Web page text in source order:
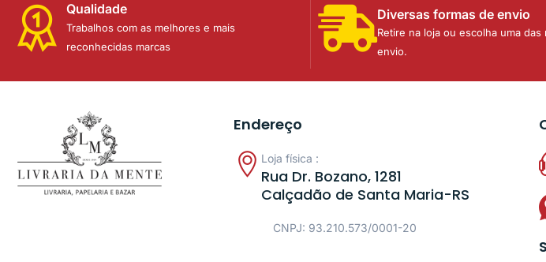
Qualidade
Trabalhos com as melhores e mais
reconhecidas marcas
Diversas formas de envio
Retire na loja ou escolha uma
envio.
Endereço
Loja física :
Rua Dr. Bozano, 1281
Calçadão de Santa Maria-RS
CNPJ: 93.210.573/0001-20